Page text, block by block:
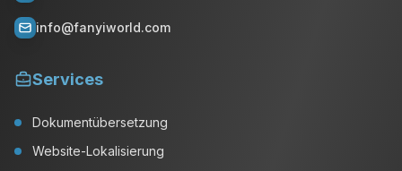
info@fanyiworld.com
Services
Dokumentübersetzung
Website-Lokalisierung